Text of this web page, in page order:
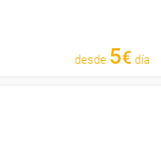
desde 5€ día